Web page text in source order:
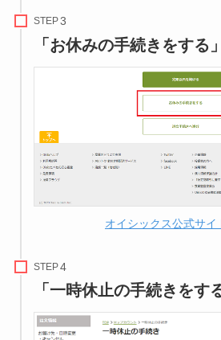
STEP
「お休みの手続きをする
オイシックス公式サイ
STEP
「一時休止の手続きをす